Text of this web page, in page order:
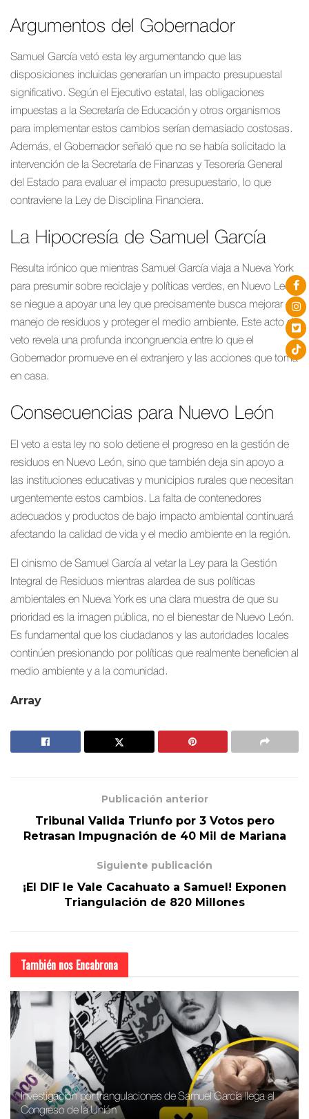
Argumentos del Gobernador
Samuel García vetó esta ley argumentando que las
disposiciones incluidas generarían un impacto presupuestal
significativo. Según el Ejecutivo estatal, las obligaciones
impuestas a la Secretaría de Educación y otros organismos
para implementar estos cambios serían demasiado costosas.
Además, el Gobernador señaló que no se había solicitado la
intervención de la Secretaría de Finanzas y Tesorería General
del Estado para evaluar el impacto presupuestario, lo que
contraviene la Ley de Disciplina Financiera.
La Hipocresía de Samuel García
Resulta irónico que mientras Samuel García viaja a Nueva York
para presumir sobre reciclaje y políticas verdes, en Nuevo León
se niegue a apoyar una ley que precisamente busca mejorar el
manejo de residuos y proteger el medio ambiente. Este acto de
veto revela una profunda incongruencia entre lo que el
Gobernador promueve en el extranjero y las acciones que toma
en casa.
Consecuencias para Nuevo León
El veto a esta ley no solo detiene el progreso en la gestión de
residuos en Nuevo León, sino que también deja sin apoyo a
las instituciones educativas y municipios rurales que necesitan
urgentemente estos cambios. La falta de contenedores
adecuados y productos de bajo impacto ambiental continuará
afectando la calidad de vida y el medio ambiente en la región.
El cinismo de Samuel García al vetar la Ley para la Gestión
Integral de Residuos mientras alardea de sus políticas
ambientales en Nueva York es una clara muestra de que su
prioridad es la imagen pública, no el bienestar de Nuevo León.
Es fundamental que los ciudadanos y las autoridades locales
continúen presionando por políticas que realmente beneficien al
medio ambiente y a la comunidad.
Array
Publicación anterior
Tribunal Valida Triunfo por 3 Votos pero
Retrasan Impugnación de 40 Mil de Mariana
Siguiente publicación
¡El DIF le Vale Cacahuato a Samuel! Exponen
Triangulación de 820 Millones
También nos Encabrona
Investigación por triangulaciones de Samuel García llega al
Congreso de la Unión